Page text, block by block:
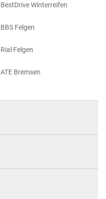
BestDrive Winterreifen
BBS Felgen
Rial Felgen
ATE Bremsen